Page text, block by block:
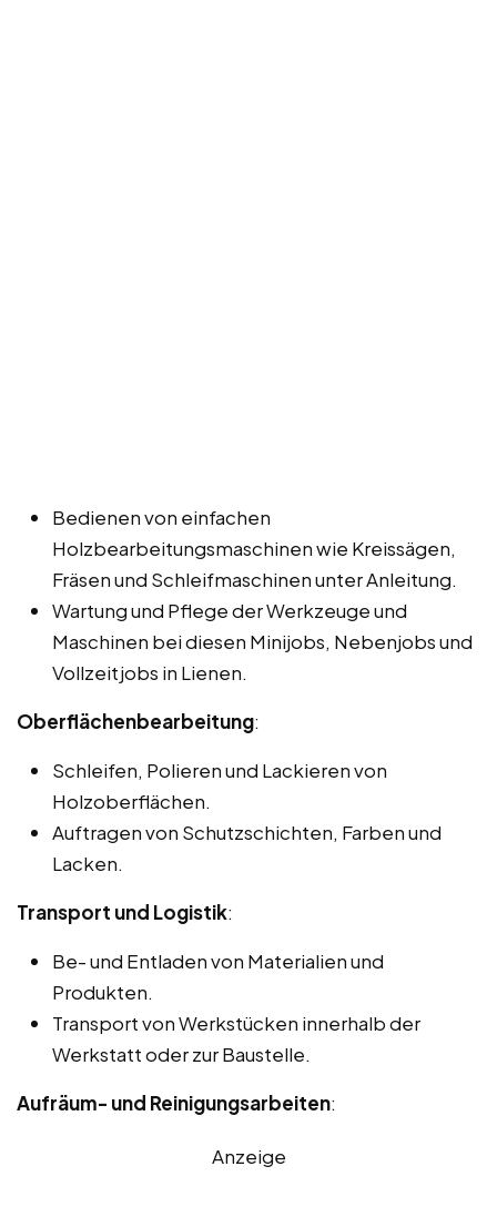
Bedienen von einfachen
Holzbearbeitungsmaschinen wie Kreissägen,
Fräsen und Schleifmaschinen unter Anleitung.
Wartung und Pflege der Werkzeuge und
Maschinen bei diesen Minijobs, Nebenjobs und
Vollzeitjobs in Lienen.
Oberflächenbearbeitung:
Schleifen, Polieren und Lackieren von
Holzoberflächen.
Auftragen von Schutzschichten, Farben und
Lacken.
Transport und Logistik:
Be- und Entladen von Materialien und
Produkten.
Transport von Werkstücken innerhalb der
Werkstatt oder zur Baustelle.
Aufräum- und Reinigungsarbeiten:
Anzeige